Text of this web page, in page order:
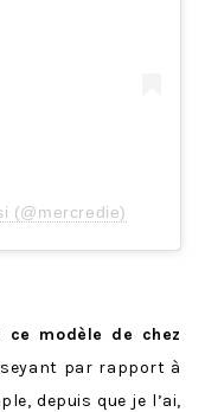
(@mercredie)
modèle de chez
par rapport à
depuis que je l’ai,